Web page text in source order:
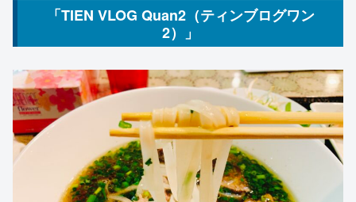
「TIEN VLOG Quan2（ティンブログワン
2）」